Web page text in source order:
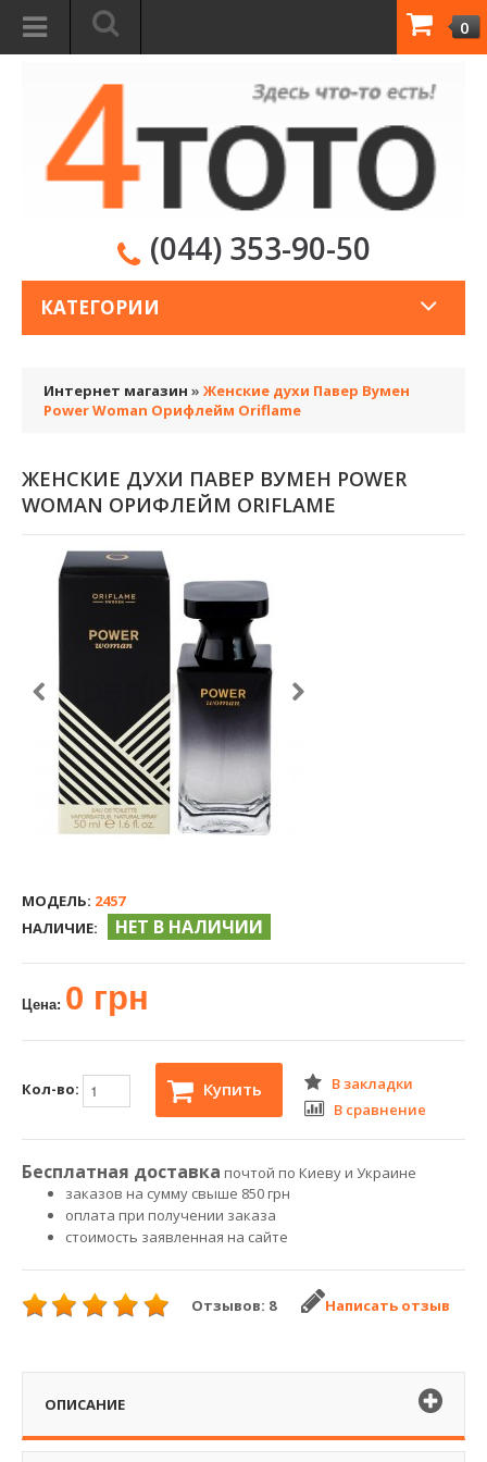
0
(044) 353-90-50
КАТЕГОРИИ
Интернет магазин » Женские духи Павер Вумен
Power Woman Орифлейм Oriflame
ЖЕНСКИЕ ДУХИ ПАВЕР ВУМЕН POWER
WOMAN ОРИФЛЕЙМ ORIFLAME
МОДЕЛЬ: 2457
НАЛИЧИЕ:
НЕТ В НАЛИЧИИ
Цена: 0 грн
Кол-во: Купить
В закладки
В сравнение
Бесплатная доставка почтой по Киеву и Украине
заказов на сумму свыше 850 грн
оплата при получении заказа
стоимость заявленная на сайте
Отзывов: 8 Написать отзыв
ОПИСАНИЕ